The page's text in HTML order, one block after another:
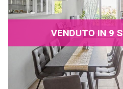
VENDUTO IN 9